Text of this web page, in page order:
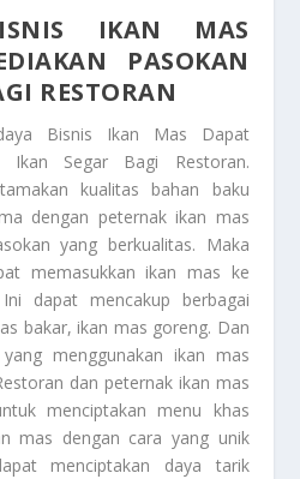
IKAN MAS
PASOKAN
RESTORAN
Bisnis Ikan Mas Dapat
Ikan Segar Bagi Restoran.
kualitas bahan baku
dengan peternak ikan mas
yang berkualitas. Maka
memasukkan ikan mas ke
dapat mencakup berbagai
bakar, ikan mas goreng. Dan
menggunakan ikan mas
dan peternak ikan mas
menciptakan menu khas
mas dengan cara yang unik
menciptakan daya tarik